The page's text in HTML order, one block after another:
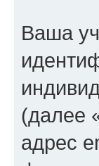
Ваша
(далее
адрес